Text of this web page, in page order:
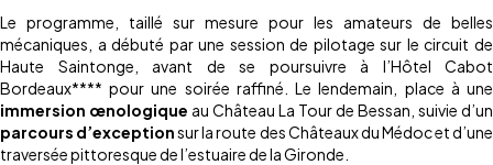
Le programme, taillé sur mesure pour les amateurs de belles
mécaniques, a débuté par une session de pilotage sur le circuit de
Haute Saintonge, avant de se poursuivre à l’Hôtel Cabot
Bordeaux**** pour une soirée raffiné. Le lendemain, place à une
immersion œnologique au Château La Tour de Bessan, suivie d’un
parcours d’exceptionsur la route des Châteaux du Médoc et d’une
traversée pittoresque de l’estuaire de la Gironde.